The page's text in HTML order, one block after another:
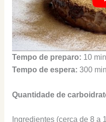
Tempo de preparo: 10
Tempo de espera: 300
Quantidade de
Ingredientes (cerca de 8 a